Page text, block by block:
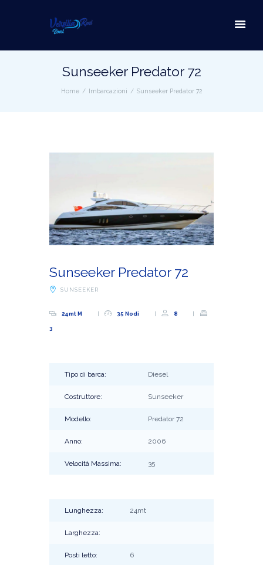
Sunseeker Predator 72
Home Imbarcazioni Sunseeker Predator 72
Sunseeker Predator 72
SUNSEEKER
24mt M 35 Nodi 8
3
Tipo di barca: Diesel
Costruttore: Sunseeker
Modello: Predator 72
Anno: 2006
Velocità Massima: 35
Lunghezza: 24mt
Larghezza:
Posti letto: 6